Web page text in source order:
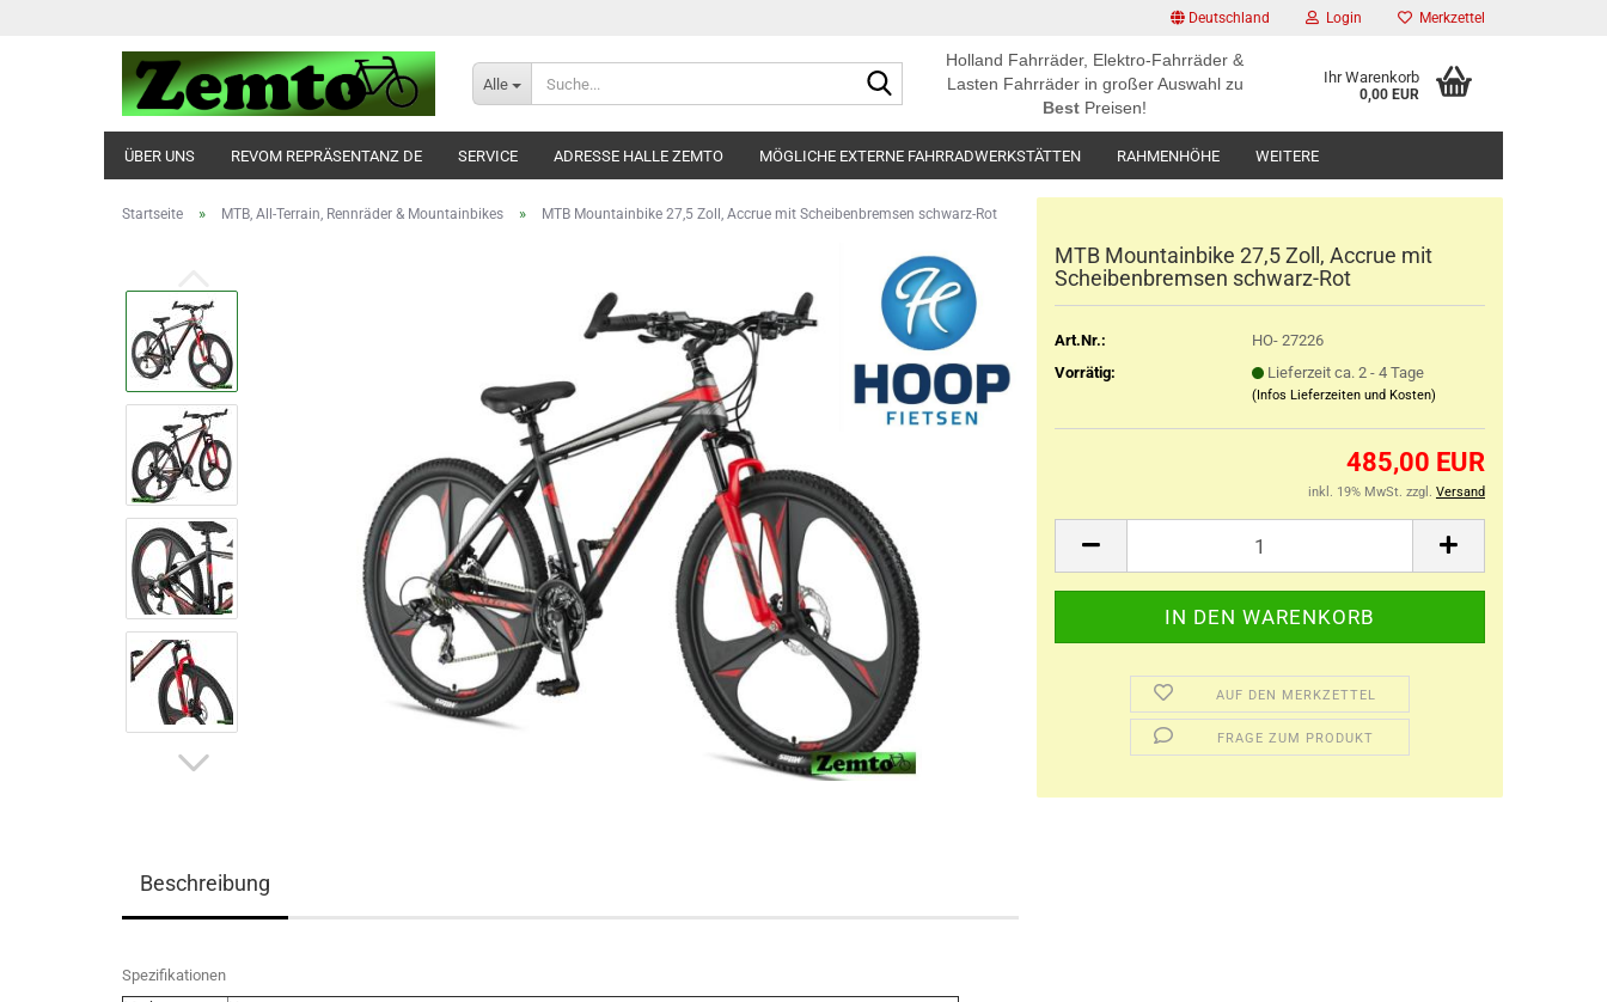
Deutschland Login Merkzettel
Alle
Suche...
Holland Fahrräder, Elektro-Fahrräder &
Lasten Fahrräder in großer Auswahl zu
Best Preisen!
Ihr Warenkorb
0,00 EUR
ÜBER UNS REVOM REPRÄSENTANZ DE SERVICE ADRESSE HALLE ZEMTO MÖGLICHE EXTERNE FAHRRADWERKSTÄTTEN RAHMENHÖHE WEITERE
Startseite » MTB, All-Terrain, Rennräder & Mountainbikes » MTB Mountainbike 27,5 Zoll, Accrue mit Scheibenbremsen schwarz-Rot
MTB Mountainbike 27,5 Zoll, Accrue mit
Scheibenbremsen schwarz-Rot
Art.Nr.:
HO- 27226
Vorrätig:
Lieferzeit ca. 2 - 4 Tage
(Infos Lieferzeiten und Kosten)
485,00 EUR
inkl. 19% MwSt. zzgl. Versand
AUF DEN MERKZETTEL
FRAGE ZUM PRODUKT
Beschreibung
Spezifikationen